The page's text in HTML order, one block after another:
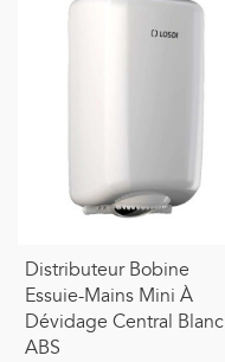
Distributeur Bobine
Essuie-Mains Mini À
Dévidage Central Blanc
ABS